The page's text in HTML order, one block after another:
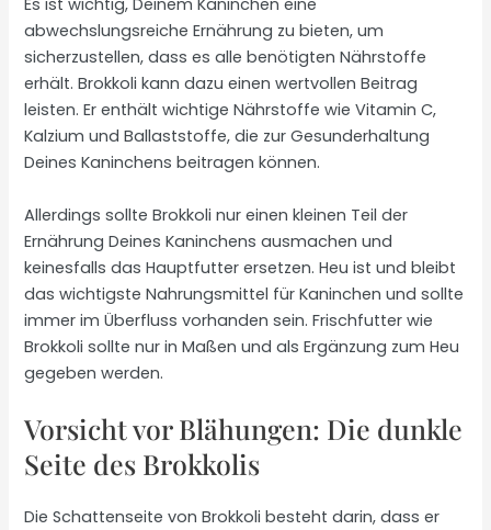
Es ist wichtig, Deinem Kaninchen eine
abwechslungsreiche Ernährung zu bieten, um
sicherzustellen, dass es alle benötigten Nährstoffe
erhält. Brokkoli kann dazu einen wertvollen Beitrag
leisten. Er enthält wichtige Nährstoffe wie Vitamin C,
Kalzium und Ballaststoffe, die zur Gesunderhaltung
Deines Kaninchens beitragen können.
Allerdings sollte Brokkoli nur einen kleinen Teil der
Ernährung Deines Kaninchens ausmachen und
keinesfalls das Hauptfutter ersetzen. Heu ist und bleibt
das wichtigste Nahrungsmittel für Kaninchen und sollte
immer im Überfluss vorhanden sein. Frischfutter wie
Brokkoli sollte nur in Maßen und als Ergänzung zum Heu
gegeben werden.
Vorsicht vor Blähungen: Die dunkle
Seite des Brokkolis
Die Schattenseite von Brokkoli besteht darin, dass er